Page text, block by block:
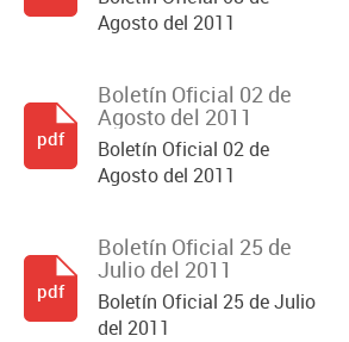
Agosto del 2011
Boletín Oficial 02 de
Agosto del 2011
Boletín Oficial 02 de
Agosto del 2011
pdf
Boletín Oficial 25 de
Julio del 2011
Boletín Oficial 25 de Julio
del 2011
pdf